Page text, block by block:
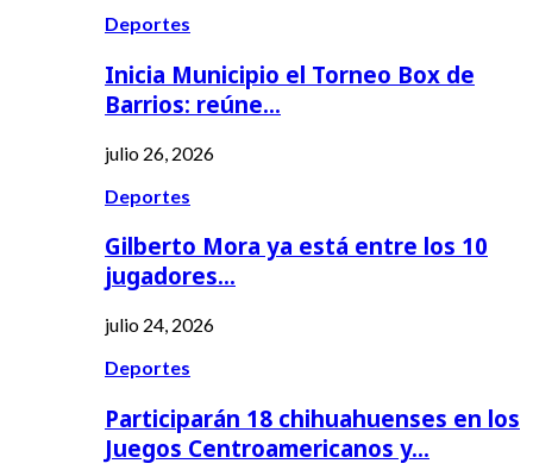
Deportes
Inicia Municipio el Torneo Box de
Barrios: reúne…
julio 26, 2026
Deportes
Gilberto Mora ya está entre los 10
jugadores…
julio 24, 2026
Deportes
Participarán 18 chihuahuenses en los
Juegos Centroamericanos y…